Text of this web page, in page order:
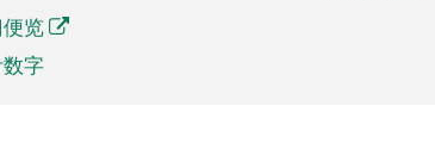
览
字